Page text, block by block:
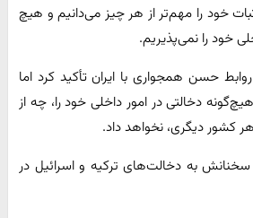
خود را مهم‌تر از هر چیز می‌دانیم و هیچ
خود را نمی‌پذیریم.
حسن همجواری با ایران تأکید کرد اما
دخالتی در امور داخلی خود را، چه از
کشور دیگری، نخواهد داد.
به دخالت‌های ترکیه و اسرائیل در